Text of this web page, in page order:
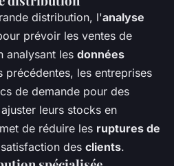
distribution, l'analyse
prévoir les ventes de
analysant les données
précédentes, les entreprises
de demande pour des
leurs stocks en
de réduire les ruptures de
des clients.